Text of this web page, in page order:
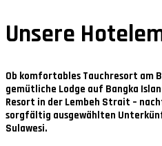
Unsere
Ob komfortables Tauchresort am
gemütliche Lodge auf Bangka
Resort in der Lembeh Strait –
sorgfältig ausgewählten
Sulawesi.